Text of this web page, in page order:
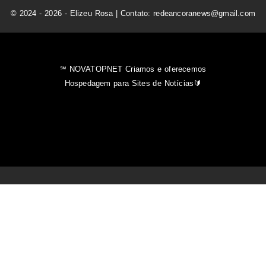
© 2024 - 2026 - Elizeu Rosa | Contato: redeancoranews@gmail.com
℠ NOVATOPNET Criamos e oferecemos
Hospedagem para Sites de Notícias🔰